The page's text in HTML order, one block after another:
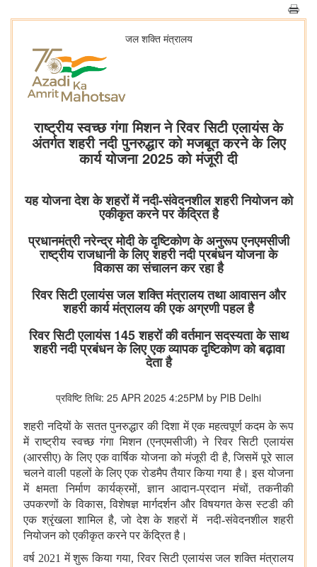
जल शक्ति मंत्रालय
राष्ट्रीय स्वच्छ गंगा मिशन ने रिवर सिटी एलायंस के
अंतर्गत शहरी नदी पुनरुद्धार को मजबूत करने के लिए
कार्य योजना 2025 को मंजूरी दी
यह योजना देश के शहरों में नदी-संवेदनशील शहरी नियोजन को
एकीकृत करने पर केंद्रित है
प्रधानमंत्री नरेन्द्र मोदी के दृष्टिकोण के अनुरूप एनएमसीजी
राष्ट्रीय राजधानी के लिए शहरी नदी प्रबंधन योजना के
विकास का संचालन कर रहा है
रिवर सिटी एलायंस जल शक्ति मंत्रालय तथा आवासन और
शहरी कार्य मंत्रालय की एक अग्रणी पहल है
रिवर सिटी एलायंस 145 शहरों की वर्तमान सदस्यता के साथ
शहरी नदी प्रबंधन के लिए एक व्यापक दृष्टिकोण को बढ़ावा
देता है
प्रविष्टि तिथि: 25 APR 2025 4:25PM by PIB Delhi
शहरी नदियों के सतत पुनरुद्धार की दिशा में एक महत्वपूर्ण कदम के रूप
में राष्ट्रीय स्वच्छ गंगा मिशन (एनएमसीजी) ने रिवर सिटी एलायंस
(आरसीए) के लिए एक वार्षिक योजना को मंजूरी दी है, जिसमें पूरे साल
चलने वाली पहलों के लिए एक रोडमैप तैयार किया गया है। इस योजना
में क्षमता निर्माण कार्यक्रमों, ज्ञान आदान-प्रदान मंचों, तकनीकी
उपकरणों के विकास, विशेषज्ञ मार्गदर्शन और विषयगत केस स्टडी की
एक श्रृंखला शामिल है, जो देश के शहरों में नदी-संवेदनशील शहरी
नियोजन को एकीकृत करने पर केंद्रित है।
वर्ष 2021 में शुरू किया गया, रिवर सिटी एलायंस जल शक्ति मंत्रालय